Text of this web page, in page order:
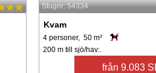
Stugnr: 54334
Kvam
4 personer, 50 m²
200 m till sjö/hav:.
från 9.083